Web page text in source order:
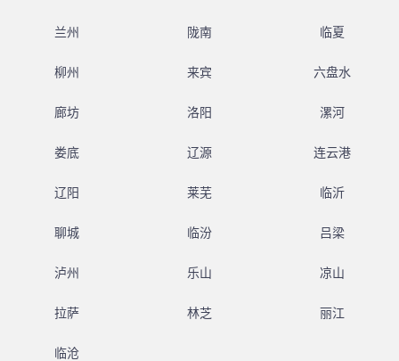
兰州 陇南 临夏
柳州 来宾 六盘水
廊坊 洛阳 漯河
娄底 辽源 连云港
辽阳 莱芜 临沂
聊城 临汾 吕梁
泸州 乐山 凉山
拉萨 林芝 丽江
临沧